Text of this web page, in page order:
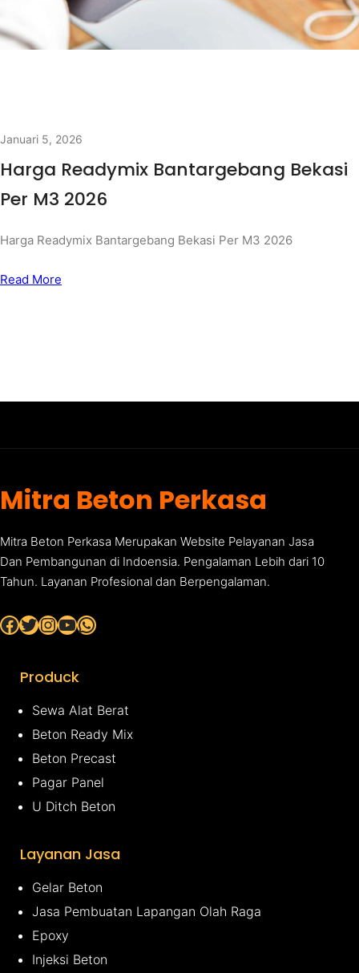
Januari 5, 2026
Harga Readymix Bantargebang Bekasi
Per M3 2026
Harga Readymix Bantargebang Bekasi Per M3 2026
Read More
Mitra Beton Perkasa
Mitra Beton Perkasa Merupakan Website Pelayanan Jasa
Dan Pembangunan di Indoensia. Pengalaman Lebih dari 10
Tahun. Layanan Profesional dan Berpengalaman.
Facebook Twitter InstagramYouTube WhatsApp
Produck
Sewa Alat Berat
Beton Ready Mix
Beton Precast
Pagar Panel
U Ditch Beton
Layanan Jasa
Gelar Beton
Jasa Pembuatan Lapangan Olah Raga
Epoxy
Injeksi Beton